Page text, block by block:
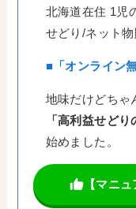
北海道在住 1児
せどり/ネット物
■「オンライン
地味だけどちゃ
「高利益せどり
始めました。
【マニュ